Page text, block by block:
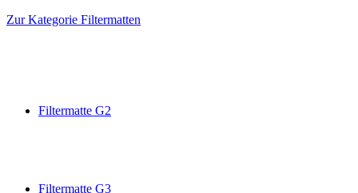
Zur Kategorie Filtermatten
Filtermatte G2
Filtermatte G3